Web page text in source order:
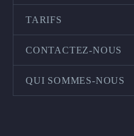
TARIFS
CONTACTEZ-NOUS
QUI SOMMES-NOUS